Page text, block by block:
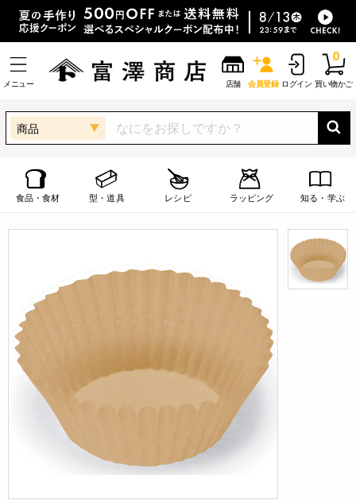
メニュー 店舗 会員登録 ログイン 買い物かご
0
商品
食品・食材 型・道具 レシピ ラッピング 知る・学ぶ